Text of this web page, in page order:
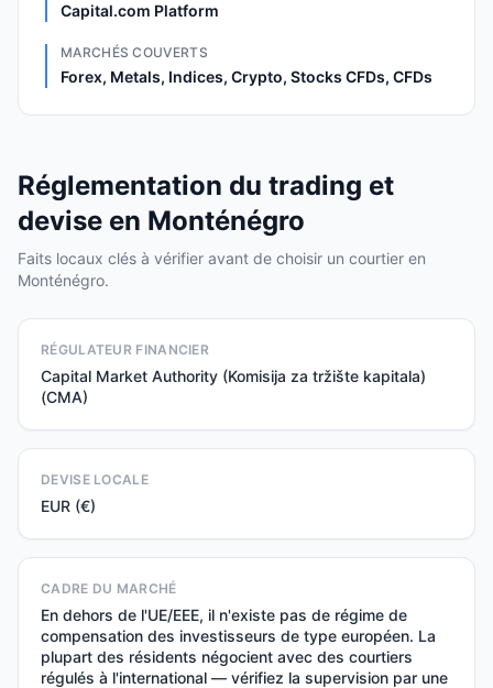
Capital.com Platform
MARCHÉS COUVERTS
Forex, Metals, Indices, Crypto, Stocks CFDs, CFDs
Réglementation du trading et
devise en Monténégro
Faits locaux clés à vérifier avant de choisir un courtier en
Monténégro.
RÉGULATEUR FINANCIER
Capital Market Authority (Komisija za tržište kapitala)
(CMA)
DEVISE LOCALE
EUR (€)
CADRE DU MARCHÉ
En dehors de l'UE/EEE, il n'existe pas de régime de
compensation des investisseurs de type européen. La
plupart des résidents négocient avec des courtiers
régulés à l'international — vérifiez la supervision par une